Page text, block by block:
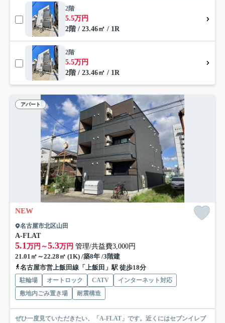
2階
5.5万円
2階 / 23.46㎡ / 1R
2階
5.5万円
2階 / 23.46㎡ / 1R
アパート
NEW
名古屋市北区山田
A-FLAT
5.1万円～5.3万円 管理/共益費3,000円
21.01㎡～22.28㎡ (1K) /築8年 /3階建
名古屋市営上飯田線「上飯田」駅 徒歩18分
駐輪場 オートロック CATV
インターネット対応
敷地内ごみ置き場
耐震構造
ぜひ一度見ていただきたい、「A-FLAT」です。近くにはセブンイレブ